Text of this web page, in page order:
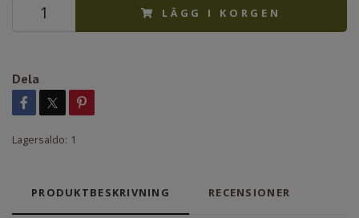
LÄGG I KORGEN
Dela
Lagersaldo: 1
PRODUKTBESKRIVNING RECENSIONER